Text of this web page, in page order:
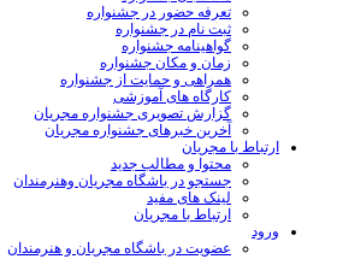
تعرفه حضور در جشنواره
ثبت نام در جشنواره
گواهینامه جشنواره
زمان و مکان جشنواره
همراهی و حمایت از جشنواره
کارگاه های آموزشی
گزارش تصویری جشنواره مجریان
آخرین خبرهای جشنواره مجریان
ارتباط با مجریان
محتوا و مطالب جدید
جستجو در باشگاه مجریان وهنرمندان
لینک های مفید
ارتباط با مجریان
ورود
عضویت در باشگاه مجریان و هنرمندان